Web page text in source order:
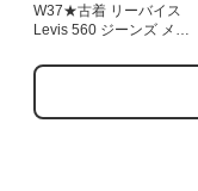
W37★古着 リーバイス
Levis 560 ジーンズ メン
ニム 26aug07